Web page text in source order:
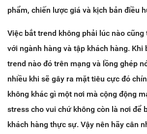
phẩm, chiến lược giá và kịch bản điều
Việc bắt trend không phải lúc nào cũng
với ngành hàng và tập khách hàng. Khi
trend nào đó trên mạng và lồng ghép
nhiều khi sẽ gây ra mặt tiêu cực đó
không khác gì một nơi mà cộng động
stress cho vui chứ không còn là nơi để
khách hàng thực sự. Vậy nên hãy cân